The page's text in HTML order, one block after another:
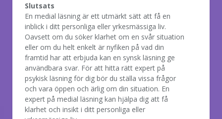
Slutsats
En medial läsning är ett utmärkt sätt att få en
inblick i ditt personliga eller yrkesmässiga liv.
Oavsett om du söker klarhet om en svår situation
eller om du helt enkelt är nyfiken på vad din
framtid har att erbjuda kan en synsk läsning ge
användbara svar. För att hitta rätt expert på
psykisk läsning för dig bör du ställa vissa frågor
och vara öppen och ärlig om din situation. En
expert på medial läsning kan hjälpa dig att få
klarhet och insikt i ditt personliga eller